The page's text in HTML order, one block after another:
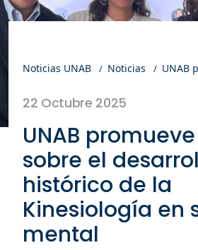
Noticias UNAB Noticias UNAB promueve
22 Octubre 2025
UNAB
sobre el
histórico de la
Kinesiología en
mental